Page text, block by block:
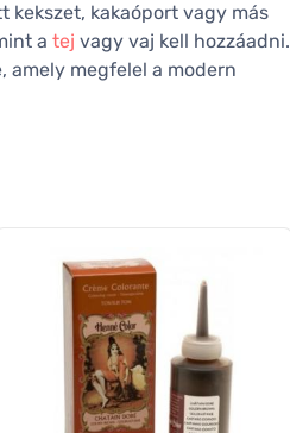
kekszet, kakaóport vagy más
a tej vagy vaj kell hozzáadni.
amely megfelel a modern